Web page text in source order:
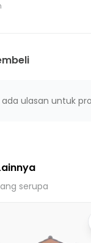
ulasan untuk
serupa